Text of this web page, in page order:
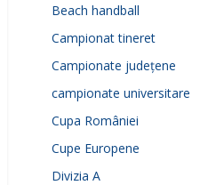
Beach handball
Campionat tineret
Campionate județene
campionate universitare
Cupa României
Cupe Europene
Divizia A